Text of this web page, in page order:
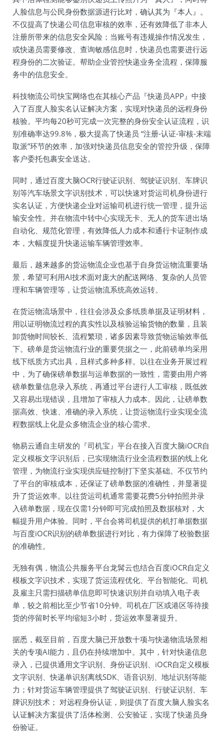
人脸信息与公民身份数据源进行比对，确认其为『本人』。
不仅提高了快递公司信息审核的效率，还有效降低了非本人
注册所带来的信息安全风险；当账号有违规操作情况发生，
或快递员需要修改、查询敏感信息时，快递员也需要进行远
程身份的二次验证。帮助企业管控快递业务全流程，保障服
务中的信息安全。
科技物流公司快宝网络也在其核心产品『快递员APP』中接
入了百度人脸实名认证解决方案，实现对快递员的远程身份
核验。平均每20秒可完成一次完整的身份安全认证流程，识
别准确率达99.8%，极大提高了快递员 “注册-认证-审核-末端
取派”环节的效率，加强对快递员信息安全的管控升级，保障
客户委托包裹安全送达。
同时，通过百度大脑OCR行驶证识别、驾驶证识别、车牌识
别等汽车场景文字识别技术，可以快速对货运司机身份进行
实名认证，方便快递企业对运输司机进行统一管理，提升运
输安全性。并在物流中转中心实现无卡、无人的货车进出场
自动化、规范化管理，有效降低人力成本和通行卡证制作成
本，大幅度提升快递运输车辆管理效率。
最后，越来越多的货运物流企业也基于自身货运物流重要场
景，希望可利用AI技术面对庞大的配送网络、复杂的人员管
理和车辆管理等，让货运物流系统高效运转。
在货运物流场景中，往往会涉及众多纸质单据及证明材料，
用以证明物流过程的真实性以及核验运输货物的数量，且装
卸货物时间较长、流程繁琐，诸多因素导致货物运输效率低
下。磅单是货运物流行业的重要凭据之一，此前磅单均采用
线下纸质方式出具，且样式多种多样。以往在业务开展过程
中，为了确保磅单数据与运单数据的一致性，需要由用户将
磅单数量信息录入系统，再通过平台进行人工审核，既低效
又容易出现错误，且增加了审核人力成本。因此，让磅单数
据高效、快速、准确的录入系统，让货运物流行业实现全流
程数据线上化是众多物流企业的核心需求。
物易云通自主研发的『司机宝』平台在接入百度大脑iOCR自
定义模板文字识别后，已实现物流行业全流程数据的线上化
管理，为物流行业实现供应链控制打下坚实基础。不仅节约
了平台的审核成本，还保证了磅单数据的准确性，并显著提
升了货运效率。以往货运司机通常需要花费5分钟拍照并录
入磅单数据，现在仅需1分钟即可完成拍照及数据核对，大
幅提升用户体验。同时，平台会将司机提供的机打单据数据
与百度iOCR识别的磅单数据进行对比，有力保障了校验数据
的准确性。
无独有偶，物流公共服务平台龙髯云也结合百度iOCR自定义
模板文字识技术，实现了货运流程优化、平台智能化。司机
及雇主只需扫描磅单信息即可快速识别并自动填入电子表
单，较之前相比至少节省10分钟。司机在厂区或港区等待接
货的停留时长平均缩短3小时，货运效率显著提升。
据悉，截至目前，百度大脑已开放数十项与快递物流场景相
关的专项AI能力，且仍在持续增加中。其中，针对快递信息
录入，已提供通用文字识别、身份证识别、iOCR自定义模板
文字识别、快递单识别离线SDK、语音识别、地址识别等能
力；针对货运车辆管理提供了驾驶证识别、行驶证识别、车
牌识别技术； 对远程身份认证，则提供了百度大脑人脸实名
认证解决方案提供了活体检测、公安验证，实现了快递员身
份验证。